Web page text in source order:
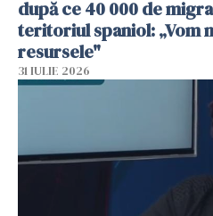
după ce 40 000 de
teritoriul spaniol: „Vom
resursele"
31 IULIE 2026